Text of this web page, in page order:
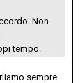
Non
tempo.
sempre